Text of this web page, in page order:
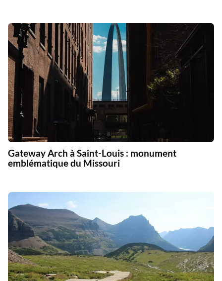
Gateway Arch à Saint-Louis : monument
emblématique du Missouri